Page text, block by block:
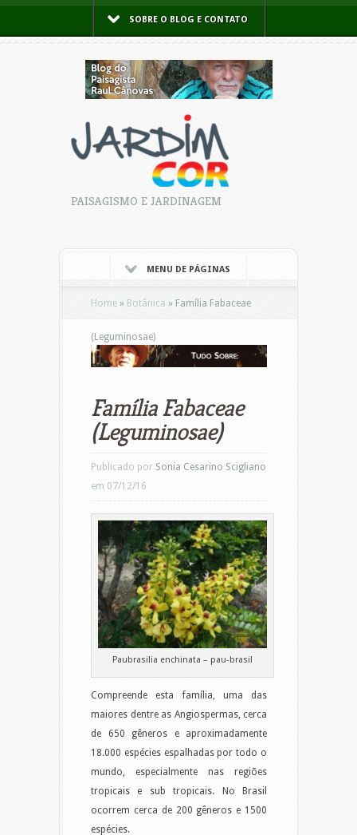
SOBRE O BLOG E CONTATO
PAISAGISMO E JARDINAGEM
MENU DE PÁGINAS
Home » Botânica » Família Fabaceae
(Leguminosae)
Família Fabaceae
(Leguminosae)
Publicado por Sonia Cesarino Scigliano
em 07/12/16
Paubrasilia enchinata – pau-brasil
Compreende esta família, uma das
maiores dentre as Angiospermas, cerca
de 650 gêneros e aproximadamente
18.000 espécies espalhadas por todo o
mundo, especialmente nas regiões
tropicais e sub tropicais. No Brasil
ocorrem cerca de 200 gêneros e 1500
espécies.